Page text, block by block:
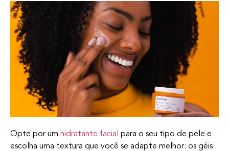
Opte por um hidratante facial para o seu tipo de pele e
escolha uma textura que você se adapte melhor: os géis